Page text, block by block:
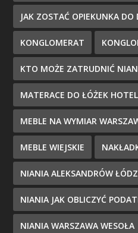
JAK ZOSTAĆ OPIEKUNKA DO
KONGLOMERAT
KTO MOŻE ZATRUDNIĆ
MATERACE DO ŁÓŻEK
MEBLE NA WYMIAR
MEBLE WIEJSKIE
NIANIA ALEKSANDRÓW
NIANIA JAK OBLICZYĆ
NIANIA WARSZAWA WESOŁA